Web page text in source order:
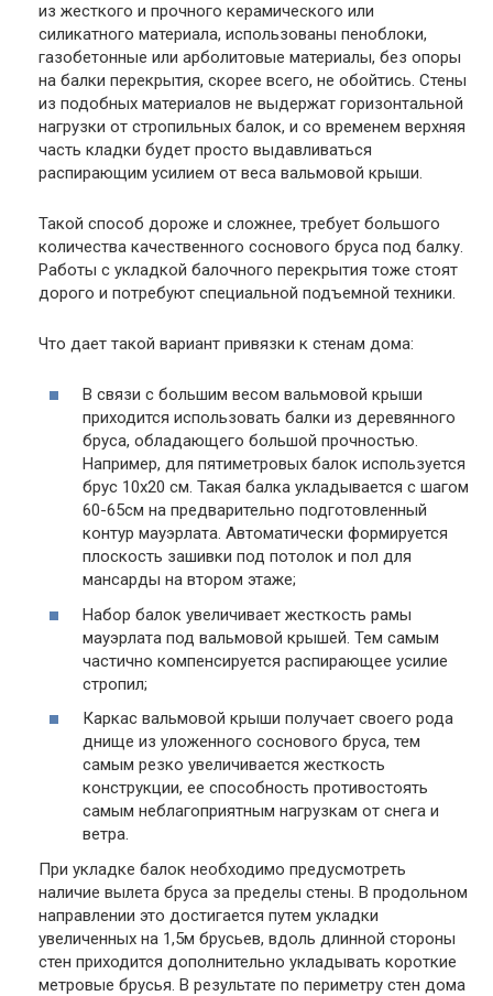
из жесткого и прочного керамического или
силикатного материала, использованы пеноблоки,
газобетонные или арболитовые материалы, без опоры
на балки перекрытия, скорее всего, не обойтись. Стены
из подобных материалов не выдержат горизонтальной
нагрузки от стропильных балок, и со временем верхняя
часть кладки будет просто выдавливаться
распирающим усилием от веса вальмовой крыши.
Такой способ дороже и сложнее, требует большого
количества качественного соснового бруса под балку.
Работы с укладкой балочного перекрытия тоже стоят
дорого и потребуют специальной подъемной техники.
Что дает такой вариант привязки к стенам дома:
В связи с большим весом вальмовой крыши
приходится использовать балки из деревянного
бруса, обладающего большой прочностью.
Например, для пятиметровых балок используется
брус 10х20 см. Такая балка укладывается с шагом
60-65см на предварительно подготовленный
контур мауэрлата. Автоматически формируется
плоскость зашивки под потолок и пол для
мансарды на втором этаже;
Набор балок увеличивает жесткость рамы
мауэрлата под вальмовой крышей. Тем самым
частично компенсируется распирающее усилие
стропил;
Каркас вальмовой крыши получает своего рода
днище из уложенного соснового бруса, тем
самым резко увеличивается жесткость
конструкции, ее способность противостоять
самым неблагоприятным нагрузкам от снега и
ветра.
При укладке балок необходимо предусмотреть
наличие вылета бруса за пределы стены. В продольном
направлении это достигается путем укладки
увеличенных на 1,5м брусьев, вдоль длинной стороны
стен приходится дополнительно укладывать короткие
метровые брусья. В результате по периметру стен дома